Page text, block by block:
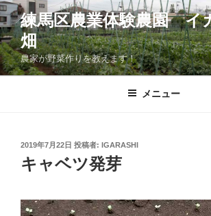
コ
ン
テ
ン
ツ
練馬区農業体験農園 イ
畑
農家が野菜作りを教えます！
メニュー
投
稿
日:
2019年7月22日 投稿者: IGARASHI
キャベツ発芽